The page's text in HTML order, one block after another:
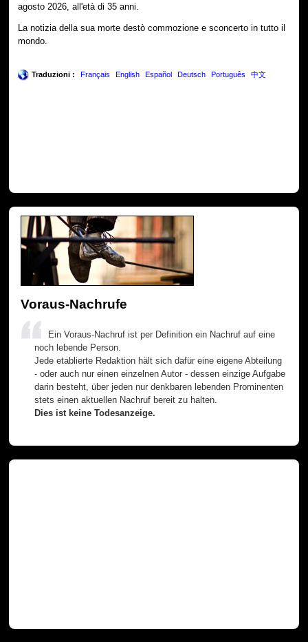
agosto 2026, all'età di 35 anni.
La notizia della sua morte destò commozione e sconcerto in tutto il
mondo.
Traduzioni : Français English Español Deutsch Português 中文
Voraus-Nachrufe
Ein Voraus-Nachruf ist per Definition ein Nachruf auf eine
noch lebende Person.
Jede etablierte Redaktion hält sich dafür eine eigene Abteilung
- oder auch nur einen einzelnen Autor - dessen einzige Aufgabe
darin besteht, über jeden nur denkbaren lebenden Prominenten
stets einen aktuellen Nachruf bereit zu halten.
Dies ist keine Todesanzeige.